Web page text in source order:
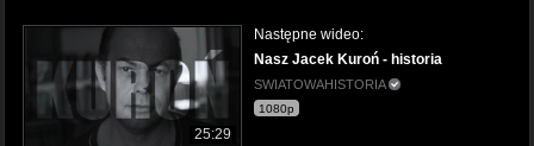
25:29
Następne wideo:
Nasz Jacek Kuroń - historia
SWIATOWAHISTORIA
1080p